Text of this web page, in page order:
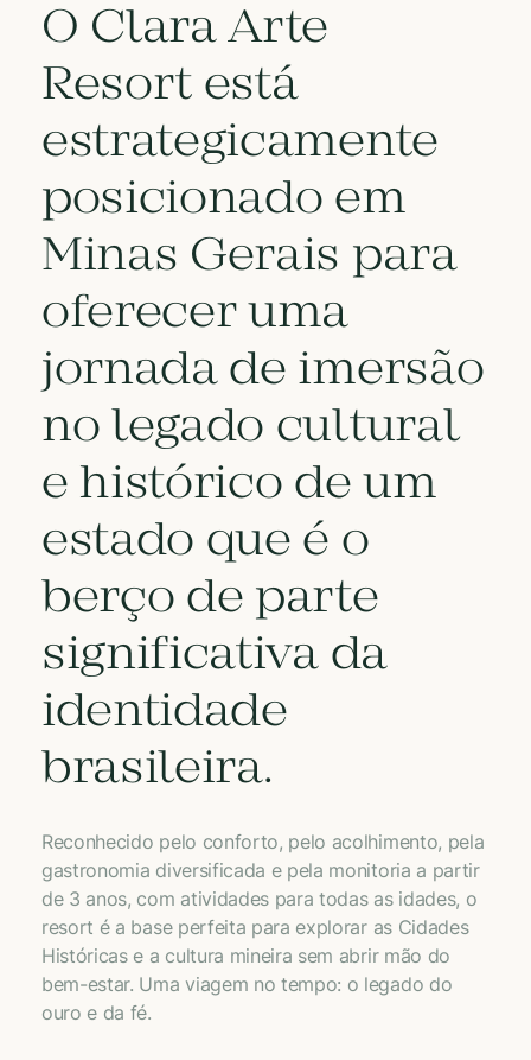
O Clara Arte
Resort está
estrategicamente
posicionado em
Minas Gerais para
oferecer uma
jornada de imersão
no legado cultural
e histórico de um
estado que é o
berço de parte
significativa da
identidade
brasileira.
Reconhecido pelo conforto, pelo acolhimento, pela
gastronomia diversificada e pela monitoria a partir
de 3 anos, com atividades para todas as idades, o
resort é a base perfeita para explorar as Cidades
Históricas e a cultura mineira sem abrir mão do
bem-estar. Uma viagem no tempo: o legado do
ouro e da fé.